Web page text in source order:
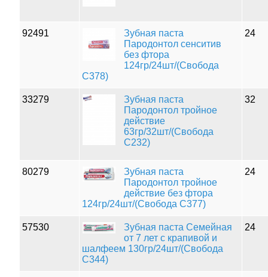
92491
Зубная паста
Пародонтол сенситив
без фтора
124гр/24шт/(Свобода
С378)
24
33279
Зубная паста
Пародонтол тройное
действие
63гр/32шт/(Свобода
С232)
32
80279
Зубная паста
Пародонтол тройное
действие без фтора
124гр/24шт/(Свобода С377)
24
57530
Зубная паста Семейная
от 7 лет с крапивой и
шалфеем 130гр/24шт/(Свобода
С344)
24